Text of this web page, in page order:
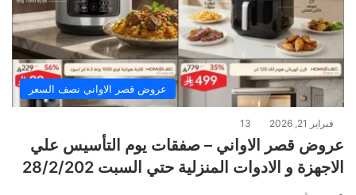
عروض قصر الاواني نصف السعر
فبراير 21, 2026 13
عروض قصر الاواني – صفقات يوم التأسيس علي
الاجهزة و الادوات المنزلية حتي السبت 28/2/202